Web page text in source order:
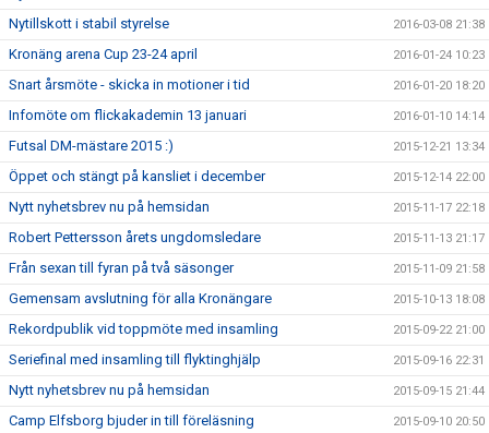
Nytillskott i stabil styrelse 2016-03-08 21:38
Kronäng arena Cup 23-24 april 2016-01-24 10:23
Snart årsmöte - skicka in motioner i tid 2016-01-20 18:20
Infomöte om flickakademin 13 januari 2016-01-10 14:14
Futsal DM-mästare 2015 :) 2015-12-21 13:34
Öppet och stängt på kansliet i december 2015-12-14 22:00
Nytt nyhetsbrev nu på hemsidan 2015-11-17 22:18
Robert Pettersson årets ungdomsledare 2015-11-13 21:17
Från sexan till fyran på två säsonger 2015-11-09 21:58
Gemensam avslutning för alla Kronängare 2015-10-13 18:08
Rekordpublik vid toppmöte med insamling 2015-09-22 21:00
Seriefinal med insamling till flyktinghjälp 2015-09-16 22:31
Nytt nyhetsbrev nu på hemsidan 2015-09-15 21:44
Camp Elfsborg bjuder in till föreläsning 2015-09-10 20:50